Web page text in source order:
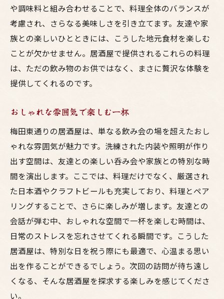
や調味料と組み合わせることで、料理全体のバランスが
考慮され、さらなる美味しさを引き立てます。友達や家
族との楽しいひとときには、こうした地元食材を楽しむ
ことが欠かせません。居酒屋で提供されるこれらの料理
は、ただの飲み物のお供ではなく、まさに贅沢な体験を
提供してくれるのです。
おしゃれな雰囲気で楽しむ一杯
梅田東通りの居酒屋は、単なる飲み会の場を超えたおし
ゃれな雰囲気が魅力です。洗練された内装や照明が作り
出す空間は、友達との楽しい呑み会や家族との特別な時
間を演出します。ここでは、料理だけでなく、厳選され
た日本酒やクラフトビールも充実しており、料理とペア
リングすることで、さらに楽しみが増します。友達との
会話が弾む中、おしゃれな空間で一杯を楽しむ時間は、
日常のストレスを忘れさせてくれる瞬間です。こうした
居酒屋は、特別な日を祝う際にも最適で、心温まる思い
出を作ることができるでしょう。次回の訪問が待ち遠し
くなる、そんな居酒屋を探求する楽しみを感じてくださ
い。